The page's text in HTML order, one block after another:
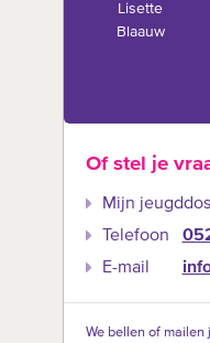
Lisette
Blaauw
Of stel je
Mijn
Telefoon
E-mail
We bellen of mailen